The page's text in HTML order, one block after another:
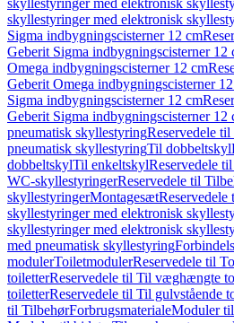
skyllestyringer med elektronisk
skyllestyringer med elektronisk
Sigma indbygningscisterner 12 cm
Geberit Sigma indbygningscisterner 12
Omega indbygningscisterner 12 cm
Geberit Omega indbygningscisterner
Sigma indbygningscisterner 12 cm
Geberit Sigma indbygningscisterner 12
pneumatisk skyllestyringReservedele
pneumatisk skyllestyringTil dobbeltskyl
dobbeltskylTil enkeltskylReservedele
WC-skyllestyringerReservedele til
skyllestyringerMontagesæt
skyllestyringer med elektronisk
skyllestyringer med elektronisk
med pneumatisk skyllestyring
modulerToiletmodulerReservedele til
toiletterReservedele til Til væghængte
toiletterReservedele til Til gulvstående
til TilbehørForbrugsmaterialeModuler